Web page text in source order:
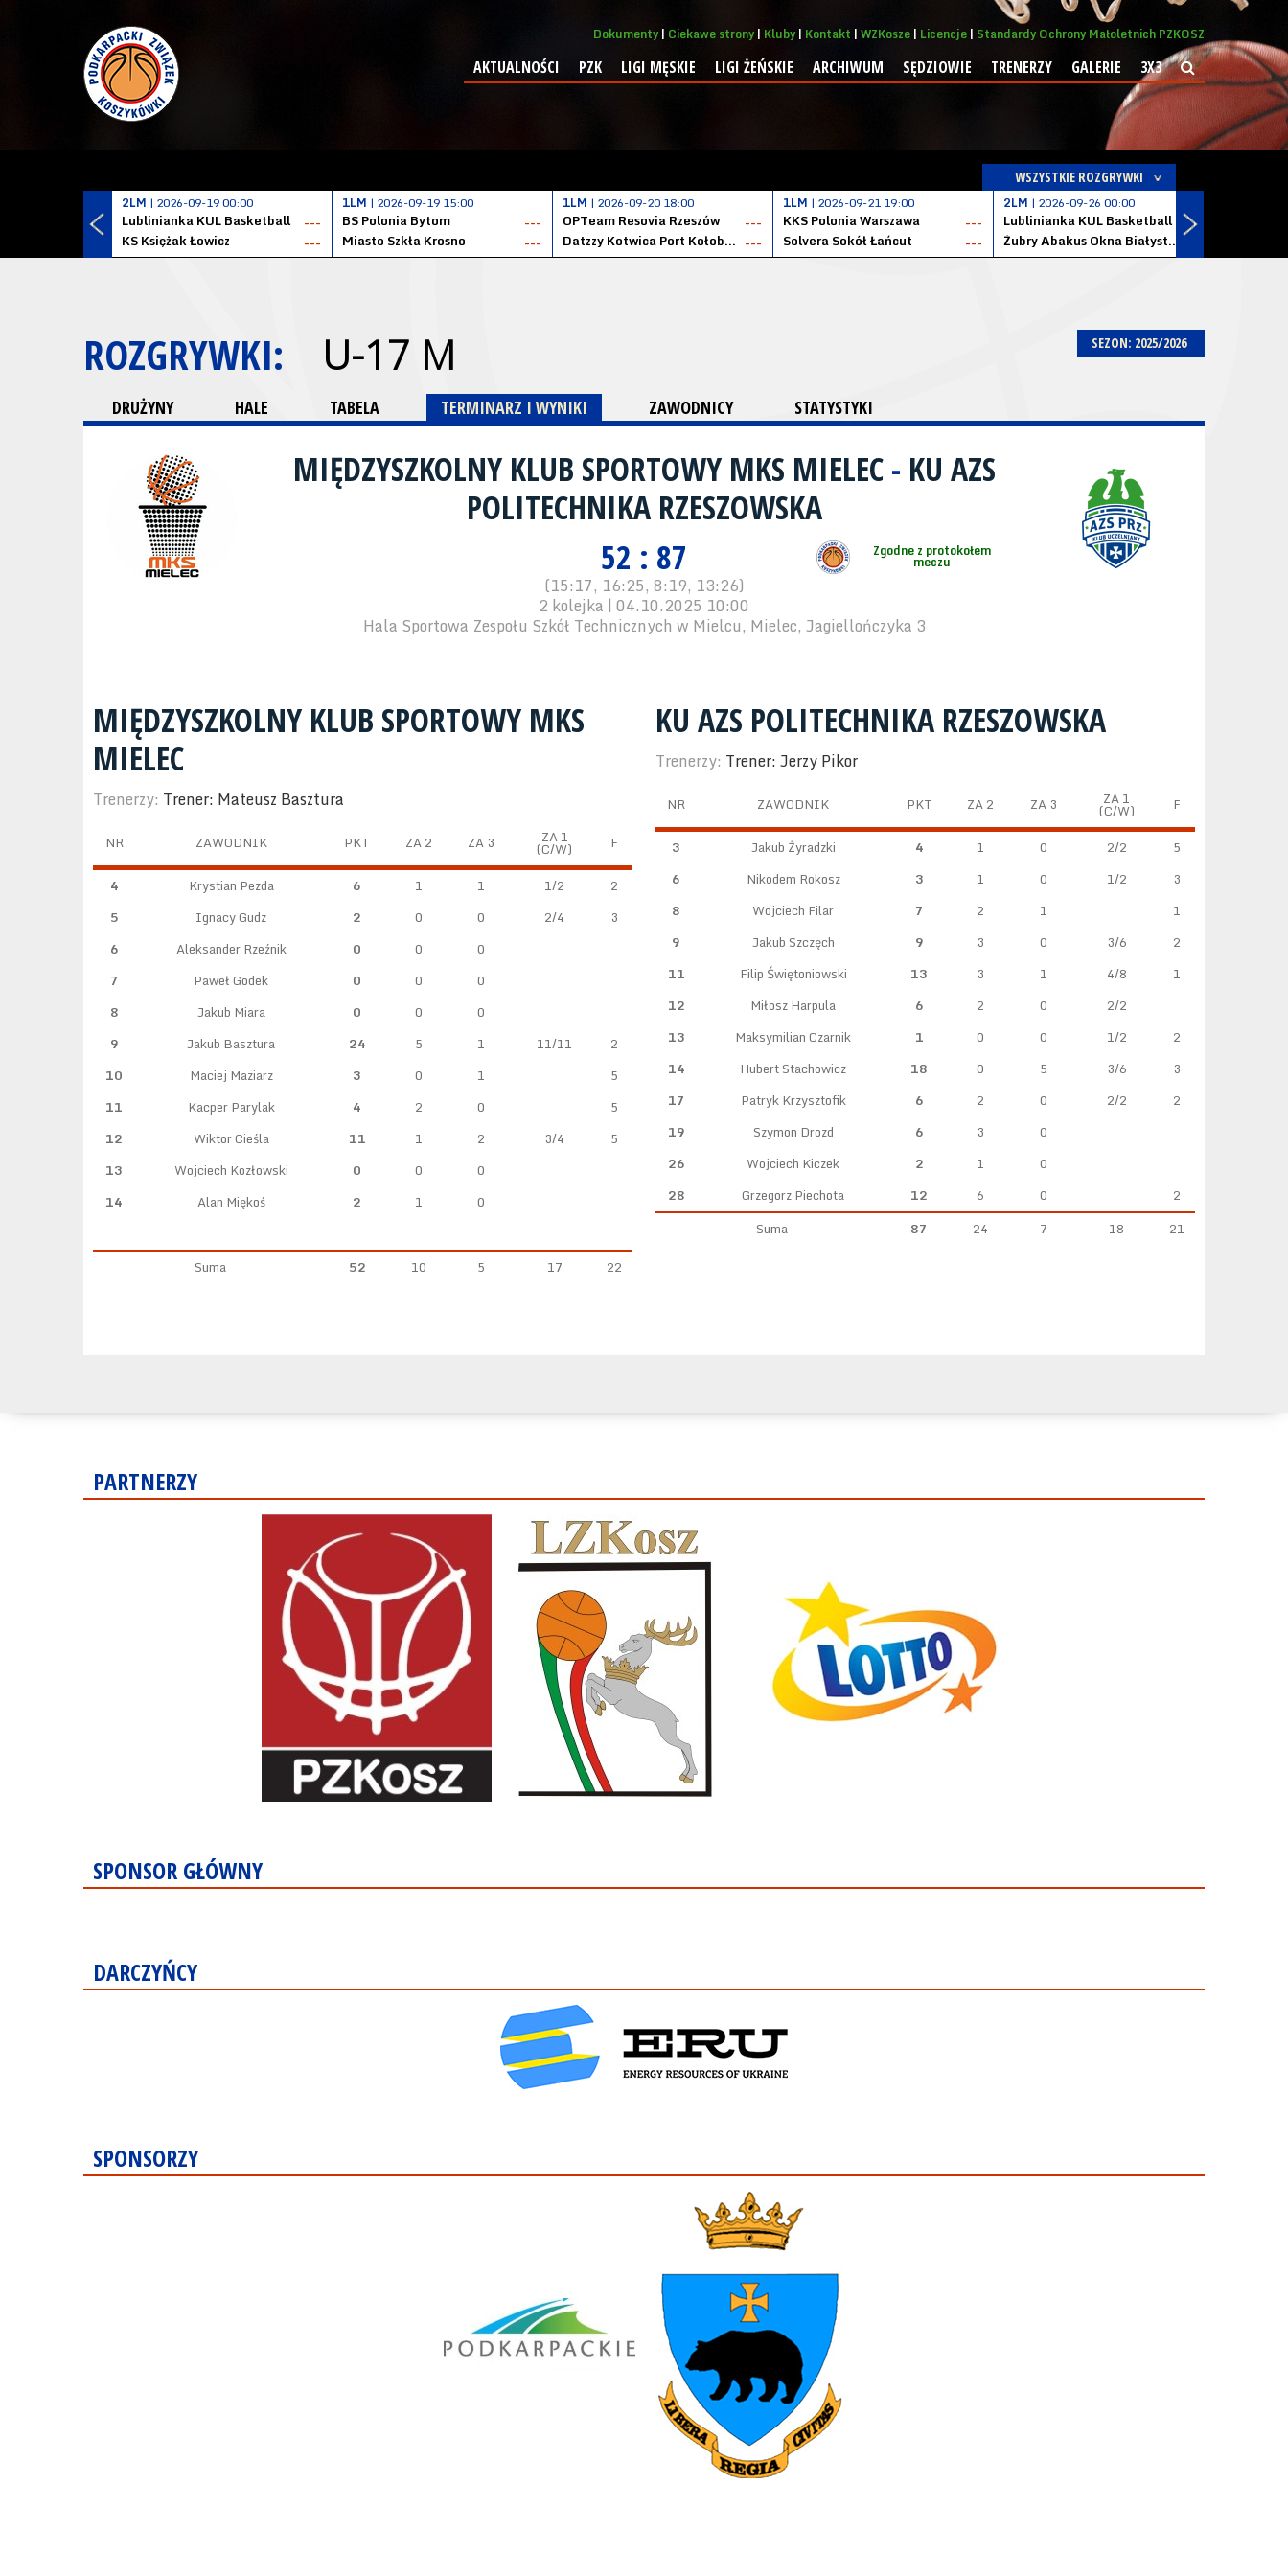
Dokumenty Ciekawe strony Kluby Kontakt WZKosze Licencje Standardy Ochrony Małoletnich PZKOSZ
AKTUALNOŚCI PZK LIGI MĘSKIE LIGI ŻEŃSKIE ARCHIWUM SĘDZIOWIE TRENERZY GALERIE 3X3
WSZYSTKIE ROZGRYWKI
2LM | 2026-09-19 00:00
Lublinianka KUL Basketball
---
KS Księżak Łowicz
---
1LM | 2026-09-19 15:00
BS Polonia Bytom
---
Miasto Szkła Krosno
---
1LM | 2026-09-20 18:00
OPTeam Resovia Rzeszów
---
Datzzy Kotwica Port Kołobrzeg ---
1LM | 2026-09-21 19:00
KKS Polonia Warszawa
---
Solvera Sokół Łańcut
---
2LM | 2026-09-26 00:00
Lublinianka KUL Basketball
---
Żubry Abakus Okna Białystok
SEZON: 2025/2026
ROZGRYWKI: U-17 M
DRUŻYNY HALE TABELA TERMINARZ I WYNIKI ZAWODNICY STATYSTYKI
MIĘDZYSZKOLNY KLUB SPORTOWY MKS MIELEC- KU AZS
POLITECHNIKA RZESZOWSKA
Zgodne z protokołem
meczu
52 : 87
(15:17, 16:25, 8:19, 13:26)
2 kolejka | 04.10.2025 10:00
Hala Sportowa Zespołu Szkół Technicznych w Mielcu, Mielec, Jagiellończyka 3
MIĘDZYSZKOLNY KLUB SPORTOWY MKS
MIELEC
Trenerzy: Trener: Mateusz Basztura
NR ZAWODNIK PKT ZA 2 ZA 3 ZA 1
(C/W) F
4 Krystian Pezda 6 1 1 1/2
2
5
Ignacy Gudz 2 0 0 2/4
3
6
Aleksander Rzeźnik 0 0
0
7
Paweł Godek 0 0
0
8
Jakub Miara 0 0
0
9
Jakub Basztura 24 5 1 11/11
2
10
Maciej Maziarz 3 0 1
5
11
Kacper Parylak 4 2 0
5
12
Wiktor Cieśla 11 1 2 3/4
5
13
Wojciech Kozłowski 0 0
0
14
Alan Miękoś 2 1 0
Suma 52 10 5 17 22
KU AZS POLITECHNIKA RZESZOWSKA
Trenerzy: Trener: Jerzy Pikor
NR ZAWODNIK PKT ZA 2 ZA 3 ZA 1
(C/W) F
3 Jakub Żyradzki 4 1 0 2/2
5
6
Nikodem Rokosz 3 1 0 1/2
3
8
Wojciech Filar 7 2 1
1
9
Jakub Szczęch 9 3 0 3/6
2
11
Filip Świętoniowski 13 3 1 4/8
1
12
Miłosz Harpula 6 2 0
2/2
13
Maksymilian Czarnik 1 0 0 1/2
2
14
Hubert Stachowicz 18 0 5 3/6
3
17
Patryk Krzysztofik 6 2 0 2/2
2
19
Szymon Drozd 6 3
0
26
Wojciech Kiczek 2 1
0
28
Grzegorz Piechota 12 6 0
2
Suma
87 24 7 18 21
PARTNERZY
SPONSOR GŁÓWNY
DARCZYŃCY
SPONSORZY